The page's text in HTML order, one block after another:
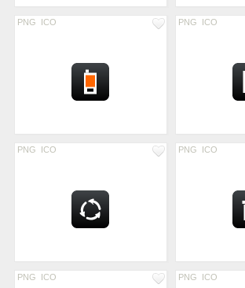
PNG ICO PNG ICO
PNG ICO PNG ICO
PNG ICO PNG ICO